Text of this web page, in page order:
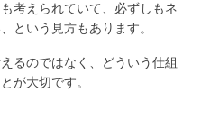
考えられていて、必ずしもネ
という見方もあります。
るのではなく、どういう仕組
が大切です。